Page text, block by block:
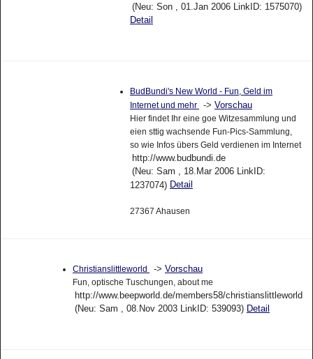
(Neu: Son , 01.Jan 2006 LinkID: 1575070)
Detail
BudBundi's New World - Fun, Geld im
Internet und mehr
-> Vorschau
Hier findet Ihr eine goe Witzesammlung und
eien sttig wachsende Fun-Pics-Sammlung,
so wie Infos übers Geld verdienen im Internet
http://www.budbundi.de
(Neu: Sam , 18.Mar 2006 LinkID:
1237074) Detail
27367 Ahausen
Christianslittleworld -> Vorschau
Fun, optische Tuschungen, about me
http://www.beepworld.de/members58/christianslittleworld
(Neu: Sam , 08.Nov 2003 LinkID: 539093) Detail